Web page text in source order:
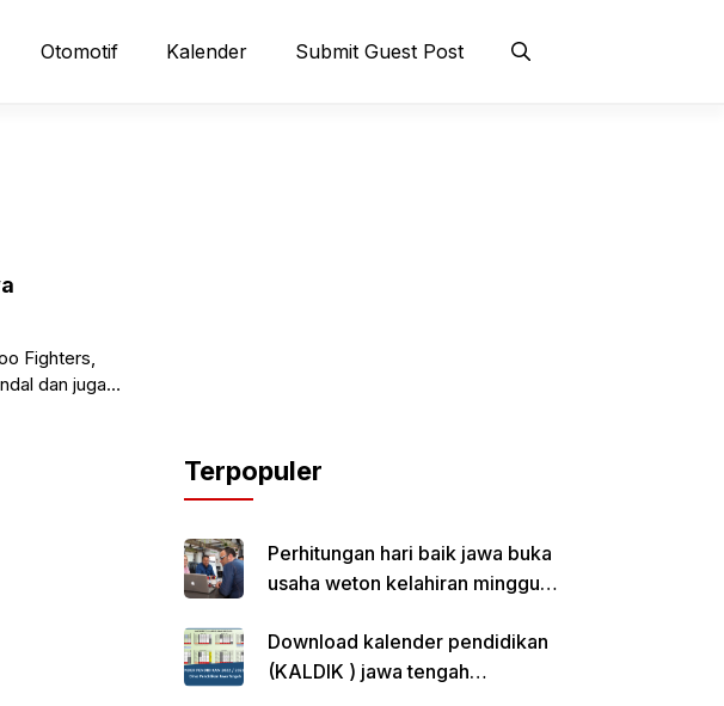
Otomotif Kalender Submit Guest Post
Fighters,
dan juga
Terpopuler
Perhitungan hari baik jawa buka
usaha weton kelahiran minggu
Download kalender pendidikan
(KALDIK ) jawa tengah